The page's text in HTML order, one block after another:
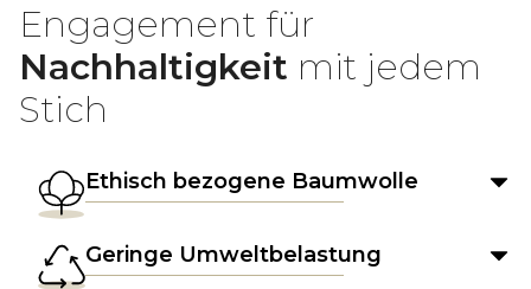
Engagement für
Nachhaltigkeit mit jedem
Stich
Ethisch bezogene Baumwolle
Geringe Umweltbelastung